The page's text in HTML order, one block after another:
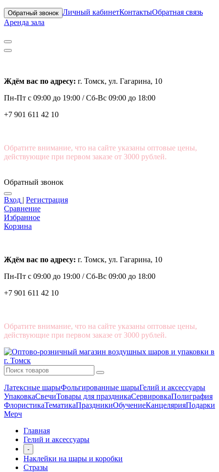
Обратный звонок Личный кабинетКонтактыОбратная связь
Аренда зала
Ждём вас по адресу: г. Томск, ул. Гагарина, 10
Пн-Пт с 09:00 до 19:00 /Сб-Вс 09:00 до 18:00
+7 901 611 42 10
Обратите внимание, что на сайте указаны оптовые цены,
действующие при первом заказе от 3000 рублей.
Обратный звонок
Вход | Регистрация
Сравнение
Избранное
Корзина
Ждём вас по адресу: г. Томск, ул. Гагарина, 10
Пн-Пт с 09:00 до 19:00 /Сб-Вс 09:00 до 18:00
+7 901 611 42 10
Обратите внимание, что на сайте указаны оптовые цены,
действующие при первом заказе от 3000 рублей.
Латексные шарыФольгированные шарыГелий и аксессуары
УпаковкаСвечиТовары для праздникаСервировкаПолиграфия
ФлористикаТематикаПраздникиОбучениеКанцелярияПодарки
Мерч
Главная
Гелий и аксессуары
-
Наклейки на шары и коробки
Стразы